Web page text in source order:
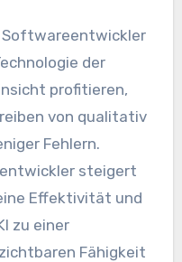
Softwareentwickler
der
profitieren,
von qualitativ
Fehlern.
steigert
Effektivität und
zu einer
Fähigkeit